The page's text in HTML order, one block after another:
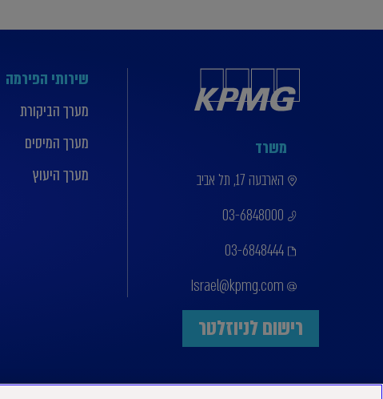
משרד
הארבעה 17, תל אביב
03-6848000
03-6848444
Israel@kpmg.com
רישום לניוזלטר
שירותי הפירמה
מערך הביקורת
מערך המיסים
מערך היעוץ